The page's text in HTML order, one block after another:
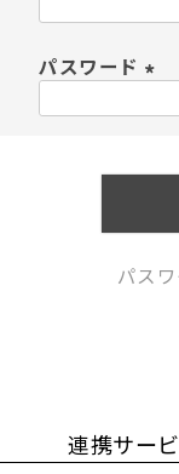
パスワード
パス
連携サー